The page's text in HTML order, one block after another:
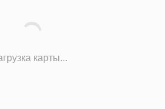
карты...